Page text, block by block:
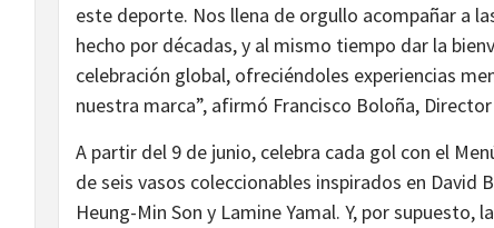
este deporte. Nos llena de orgullo acompañar a
hecho por décadas, y al mismo tiempo dar la
celebración global, ofreciéndoles experiencias
nuestra marca”, afirmó Francisco Boloña,
A partir del 9 de junio, celebra cada gol con el
de seis vasos coleccionables inspirados en David
Heung-Min Son y Lamine Yamal. Y, por